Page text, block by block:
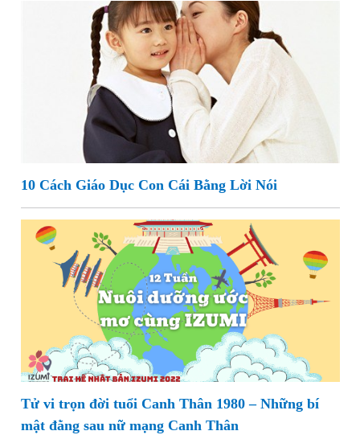
10 Cách Giáo Dục Con Cái Bằng Lời Nói
Tử vi trọn đời tuổi Canh Thân 1980 – Những bí
mật đằng sau nữ mạng Canh Thân